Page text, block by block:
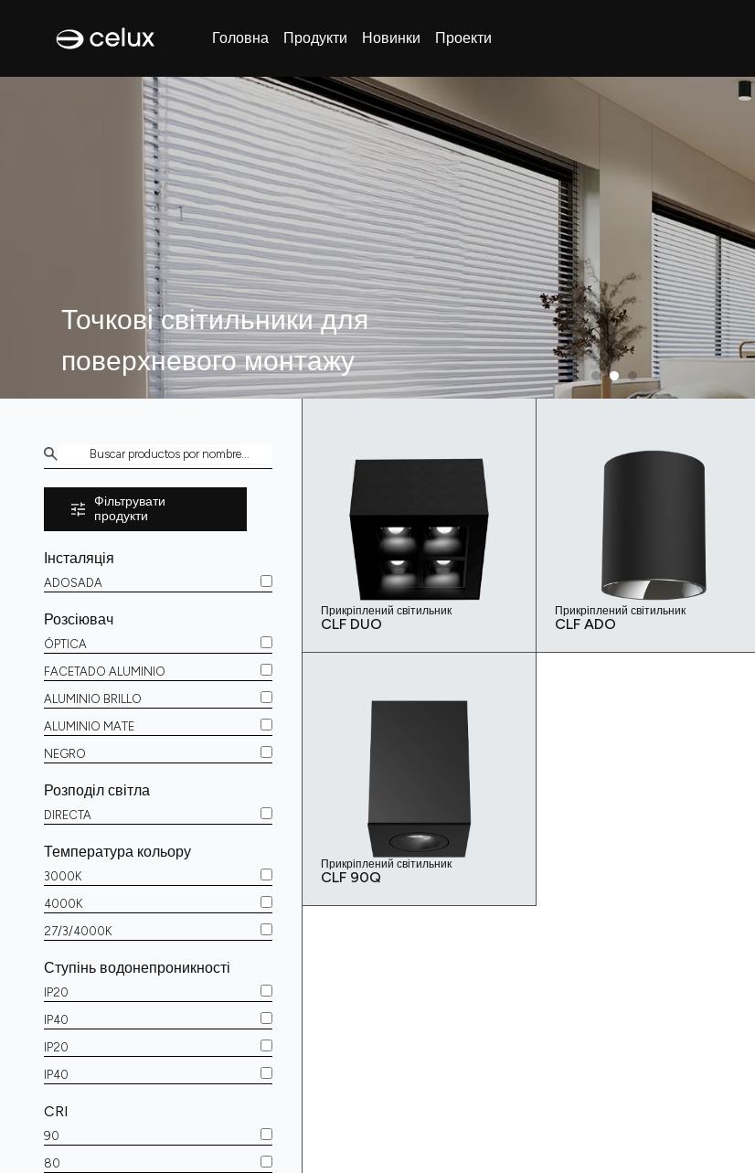
Головна Продукти Новинки Проекти
Точкові світильники для
поверхневого монтажу
Фільтрувати
продукти
Інсталяція
ADOSADA
Розсіювач
ÓPTICA
FACETADO ALUMINIO
ALUMINIO BRILLO
ALUMINIO MATE
NEGRO
Розподіл світла
DIRECTA
Температура кольору
3000K
4000K
27/3/4000K
Ступінь водонепроникності
IP20
IP40
IP20
IP40
CRI
90
80
Прикріплений світильник
CLF DUO
Прикріплений світильник
CLF ADO
Прикріплений світильник
CLF 90Q